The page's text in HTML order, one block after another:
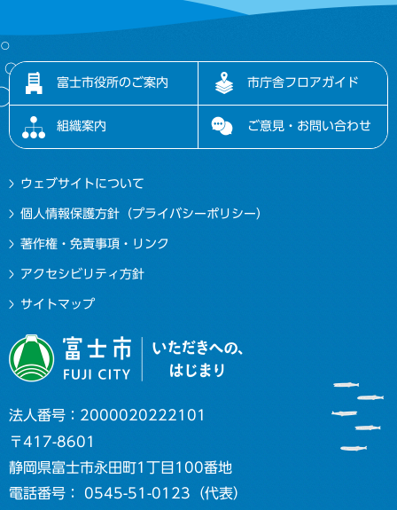
富士市役所のご案内 市庁舎フロアガイド
組織案内 ご意見・お問い合わせ
ウェブサイトについて
個人情報保護方針（プライバシーポリシー）
著作権・免責事項・リンク
アクセシビリティ方針
サイトマップ
法人番号：2000020222101
〒417-8601
静岡県富士市永田町1丁目100番地
電話番号： 0545-51-0123（代表）